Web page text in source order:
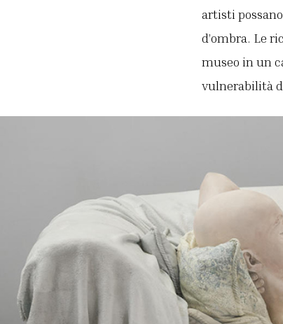
artisti
d’ombra. Le
museo in un
vulnerabilità